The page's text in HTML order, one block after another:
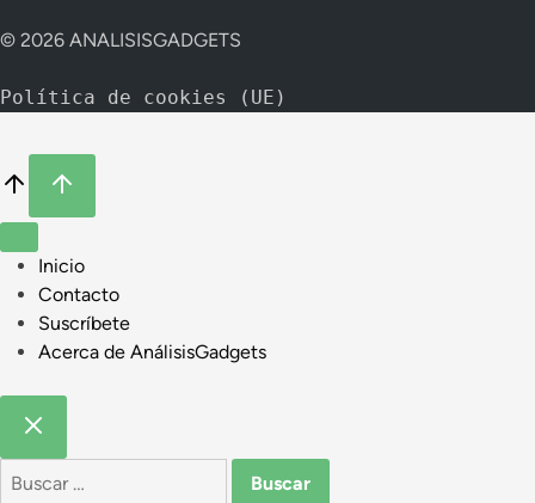
© 2026 ANALISISGADGETS
Política de cookies (UE)
Inicio
Contacto
Suscríbete
Acerca de AnálisisGadgets
Buscar: